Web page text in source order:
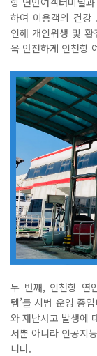
하여 이용객의 건강
인해 개인위생 및
욱 안전하게 인천항
두 번째, 인천항 연
템’를 시범 운영 중
와 재난사고 발생에
서뿐 아니라 인공지
니다.